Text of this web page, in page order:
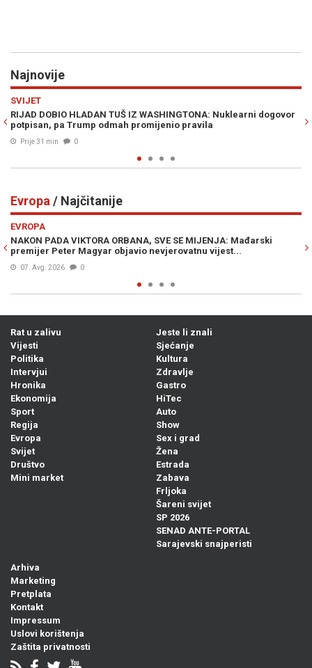
Najnovije
Nuklearni dogovor
pravila
BOSFOR POSTAJE NOVO USKO GRLO:
uzdrmati cijene energije i hrane širom
Evropa / Najčitanije
SE MIJENJA: Mađarski
vijest...
ČUDNI DETALJI UDESA SLOVENSKE
u kombiju Nataše Pirc Musar?!
Rat u zalivu
Vijesti
Politika
Intervjui
Hronika
Ekonomija
Sport
Regija
Evropa
Svijet
Društvo
Mini market
Jeste li znali
Sjećanje
Kultura
Zdravlje
Gastro
HiTec
Auto
Show
Sex i grad
Žena
Estrada
Zabava
Frljoka
Šareni svijet
SP 2026
SENAD ANTE-PORTAL
Sarajevski snajperisti
Arhiva
Marketing
Pretplata
Kontakt
Impressum
Uslovi korištenja
Zaštita privatnosti